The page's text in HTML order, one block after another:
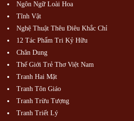
Ngôn Ngữ Loài Hoa
Tĩnh Vật
Nghệ Thuật Thêu Điêu Khắc Chỉ
12 Tác Phẩm Tri Kỷ Hữu
Chân Dung
Thế Giới Trẻ Thơ Việt Nam
Tranh Hai Mặt
Tranh Tôn Giáo
Tranh Trừu Tượng
Tranh Triết Lý